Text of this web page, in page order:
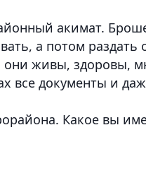
акимат.
а потом раздать
они живы, здоровы,
все документы и
Какое вы